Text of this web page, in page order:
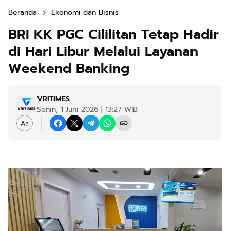
Beranda Ekonomi dan Bisnis
BRI KK PGC Cililitan Tetap Hadir
di Hari Libur Melalui Layanan
Weekend Banking
VRITIMES
Senin, 1 Juni 2026 | 13:27 WIB